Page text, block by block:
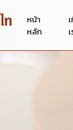
หน้า
หลัก